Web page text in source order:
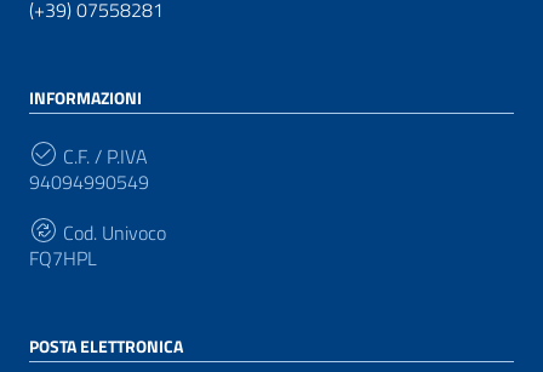
(+39) 07558281
INFORMAZIONI
C.F. / P.IVA
94094990549
Cod. Univoco
FQ7HPL
POSTA ELETTRONICA